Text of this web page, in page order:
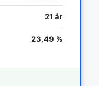
21 år
23,49 %